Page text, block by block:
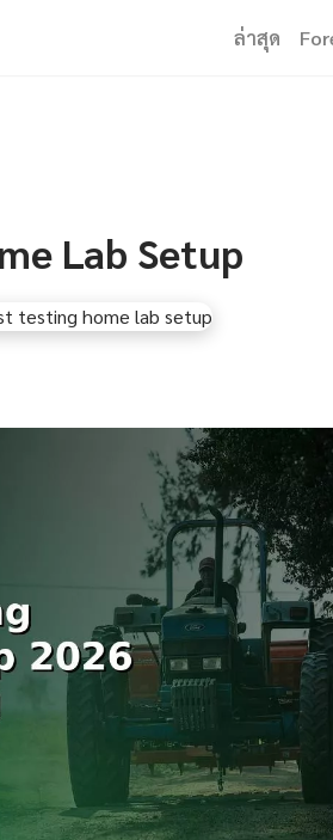
ล่าสุด
Lab Setup